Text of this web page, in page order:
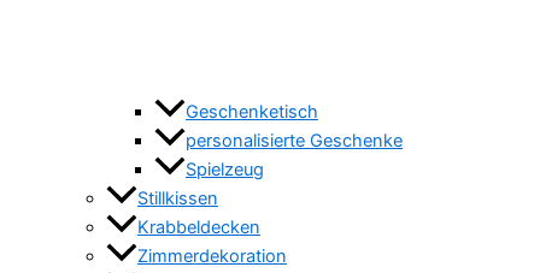
Geschenketisch
personalisierte Geschenke
Spielzeug
Stillkissen
Krabbeldecken
Zimmerdekoration